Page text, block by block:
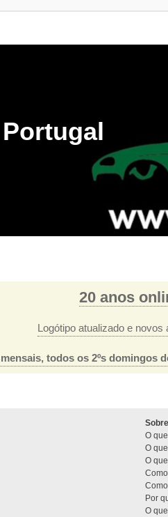
20 anos
Logótipo atualizado e novos
todos os 2ºs domingos
O
O
O
Por
O